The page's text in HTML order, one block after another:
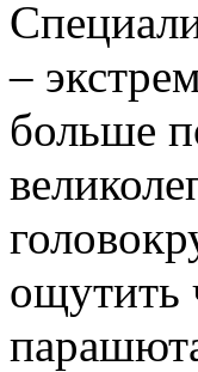
–
больше
ощутить